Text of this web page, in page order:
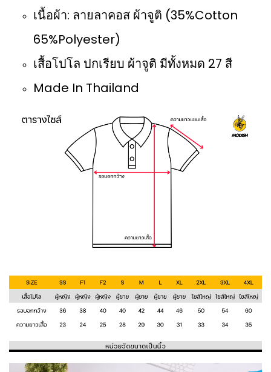
เนื้อผ้า: ลายลาคอส ผ้าจูติ (35%Cotton
65%Polyester)
เสื้อโปโล ปกเรียบ ผ้าจูติ มีทั้งหมด 27 สี
Made In Thailand